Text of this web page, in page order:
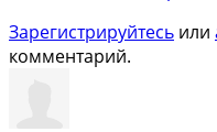
Зарегистрируйтесь или
комментарий.